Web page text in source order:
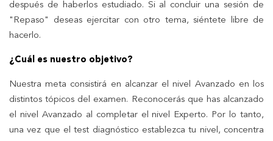
después de haberlos estudiado. Si al concluir una sesión de
"Repaso" deseas ejercitar con otro tema, siéntete libre de
hacerlo.
¿Cuál es nuestro objetivo?
Nuestra meta consistirá en alcanzar el nivel Avanzado en los
distintos tópicos del examen. Reconocerás que has alcanzado
el nivel Avanzado al completar el nivel Experto. Por lo tanto,
una vez que el test diagnóstico establezca tu nivel, concentra